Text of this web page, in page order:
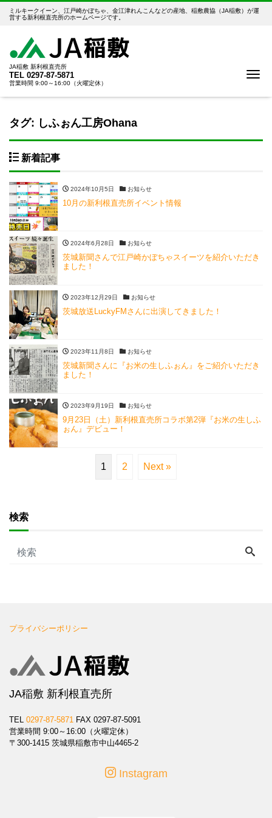
ミルキークイーン、江戸崎かぼちゃ、金江津れんこんなどの産地、稲敷農協（JA稲敷）が運
営する新利根直売所のホームページです。
JA稲敷 新利根直売所
TEL 0297-87-5871
営業時間 9:00～16:00（火曜定休）
タグ: しふぉん工房Ohana
新着記事
2024年10月5日 お知らせ
10月の新利根直売所イベント情報
2024年6月28日 お知らせ
茨城新聞さんで江戸崎かぼちゃスイーツを紹介いただき
ました！
2023年12月29日 お知らせ
茨城放送LuckyFMさんに出演してきました！
2023年11月8日 お知らせ
茨城新聞さんに『お米の生しふぉん』をご紹介いただき
ました！
2023年9月19日 お知らせ
9月23日（土）新利根直売所コラボ第2弾『お米の生しふ
ぉん』デビュー！
1 2 Next »
検索
プライバシーポリシー
JA稲敷 新利根直売所
TEL 0297-87-5871 FAX 0297-87-5091
営業時間 9:00～16:00（火曜定休）
〒300-1415 茨城県稲敷市中山4465-2
Instagram